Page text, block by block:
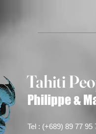
Tahiti
Philippe &
Tel : (+689) 89 77 95